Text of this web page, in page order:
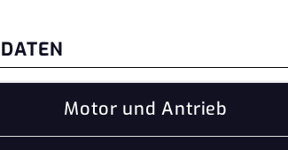
Motor und Antrieb